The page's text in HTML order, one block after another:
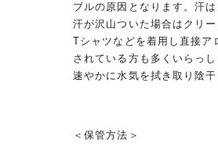
ブルの原因となります。汗
汗が沢山ついた場合はクリ
Tシャツなどを着用し直接ア
されている方も多くいらっ
速やかに水気を拭き取り陰干
＜保管方法＞